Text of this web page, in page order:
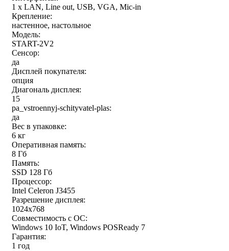
1 x LAN, Line out, USB, VGA, Mic-in
Крепление:
настенное, настольное
Модель:
START-2V2
Сенсор:
да
Дисплей покупателя:
опция
Диагональ дисплея:
15
pa_vstroennyj-schityvatel-plas:
да
Вес в упаковке:
6 кг
Оперативная память:
8 Гб
Память:
SSD 128 Гб
Процессор:
Intel Celeron J3455
Разрешение дисплея:
1024x768
Совместимость с ОС:
Windows 10 IoT, Windows POSReady 7
Гарантия:
1 год